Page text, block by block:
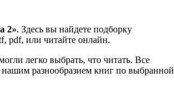
2». Здесь вы найдете подборку
pdf, или читайте онлайн.
легко выбрать, что читать. Все
разнообразием книг по выбранной